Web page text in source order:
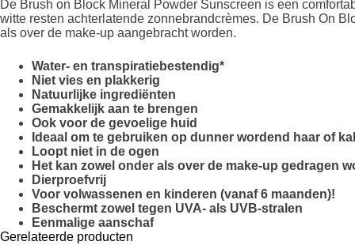
De Brush on Block Mineral Powder Sunscreen is een
witte resten achterlatende zonnebrandcrèmes. De Brush On
als over de make-up aangebracht worden.
Water- en transpiratiebestendig*
Niet vies en plakkerig
Natuurlijke ingrediënten
Gemakkelijk aan te brengen
Ook voor de gevoelige huid
Ideaal om te gebruiken op dunner wordend haar of
Loopt niet in de ogen
Het kan zowel onder als over de make-up gedragen
Dierproefvrij
Voor volwassenen en kinderen (vanaf 6 maanden)!
Beschermt zowel tegen UVA- als UVB-stralen
Eenmalige aanschaf
Gerelateerde producten